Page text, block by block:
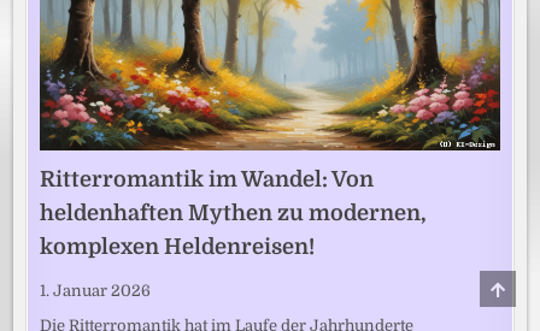
Ritterromantik im Wandel: Von
heldenhaften Mythen zu modernen,
komplexen Heldenreisen!
1. Januar 2026
Die Ritterromantik hat im Laufe der Jahrhunderte
TO